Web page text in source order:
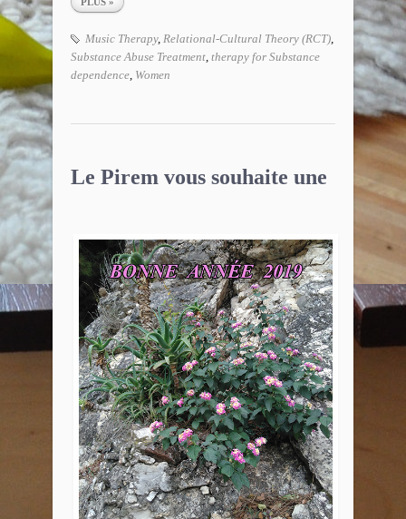
Music Therapy, Relational-Cultural Theory (RCT),
Substance Abuse Treatment, therapy for Substance
dependence, Women
Le Pirem vous souhaite une